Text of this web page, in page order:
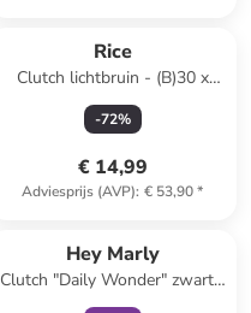
Rice
Clutch lichtbruin - (B)30 x
(H)20 x (D)8 cm
-72%
€ 14,99
Adviesprijs (AVP): € 53,90*
Hey Marly
Clutch "Daily Wonder" zwart -
(B)42 x (H)28 x (D)5 cm